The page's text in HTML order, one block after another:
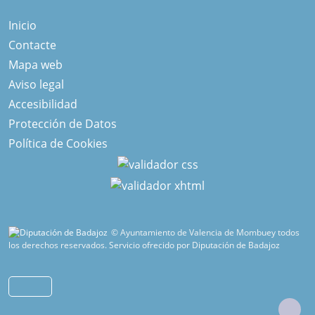
Inicio
Contacte
Mapa web
Aviso legal
Accesibilidad
Protección de Datos
Política de Cookies
© Ayuntamiento de Valencia de Mombuey todos
los derechos reservados.Servicio ofrecido por Diputación de Badajoz